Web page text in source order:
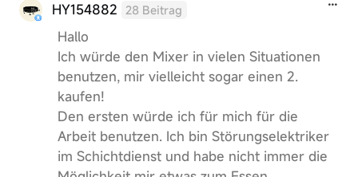
HY154882 28 Beitrag
Hallo
Ich würde den Mixer in vielen Situationen
benutzen, mir vielleicht sogar einen 2.
kaufen!
Den ersten würde ich für mich für die
Arbeit benutzen. Ich bin Störungselektriker
im Schichtdienst und habe nicht immer die